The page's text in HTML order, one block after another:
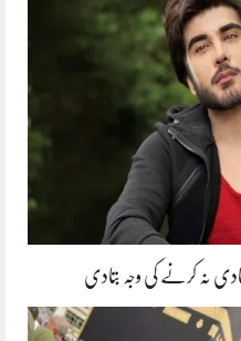
نہ کرنے کی وجہ بتادی